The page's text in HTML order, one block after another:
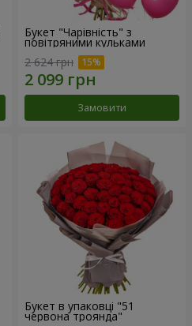
Букет "Чарівність" з
повітряними кульками
2 624 грн
Замовити
Букет в упаковці "51
червона троянда"